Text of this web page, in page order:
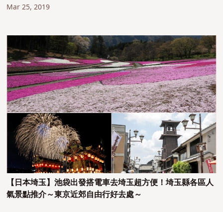
Mar 25, 2019
【日本埼玉】池袋出發搭電車去埼玉超方便！埼玉縣各區人
氣景點推介～東京近郊自由行好去處～